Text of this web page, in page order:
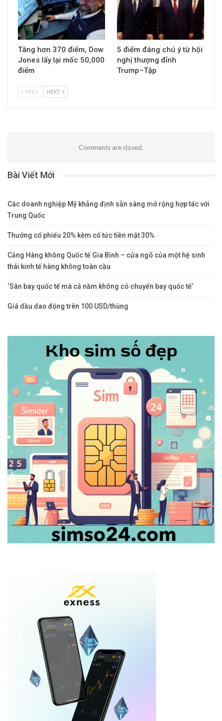
Tăng hơn 370 điểm, Dow
Jones lấy lại mốc 50,000
điểm
5 điểm đáng chú ý từ hội
nghị thượng đỉnh
Trump–Tập
PREV NEXT
Comments are closed.
Bài Viết Mới
Các doanh nghiệp Mỹ khẳng định sẵn sàng mở rộng hợp tác với
Trung Quốc
Thưởng cổ phiếu 20% kèm cổ tức tiền mặt 30%
Cảng Hàng không Quốc tế Gia Bình – cửa ngõ của một hệ sinh
thái kinh tế hàng không toàn cầu
‘Sân bay quốc tế mà cả năm không có chuyến bay quốc tế’
Giá dầu dao động trên 100 USD/thùng